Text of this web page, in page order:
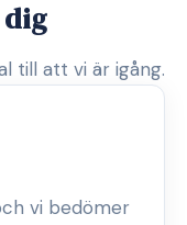
till att vi är igång.
vi bedömer